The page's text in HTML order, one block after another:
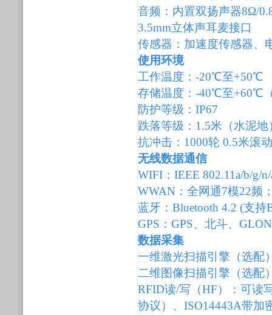
音频：内置双扬声器8Ω/
3.5mm立体声耳麦接口
传感器：加速度传感器、
使用环境
工作温度：-20℃至+50℃
存储温度：-40℃至+60℃
防护等级：IP67
跌落等级：1.5米（水泥地
抗冲击：1000轮 0.5米滚
无线数据通信
WIFI：IEEE 802.11a/b/g/
WWAN：全网通7模22频
蓝牙：Bluetooth 4.2 (支持
GPS：GPS、北斗、
数据采集
一维激光扫描引擎（选配
二维图像扫描引擎（选配
RFID读/写（HF）：可读
协议）、ISO14443A带加